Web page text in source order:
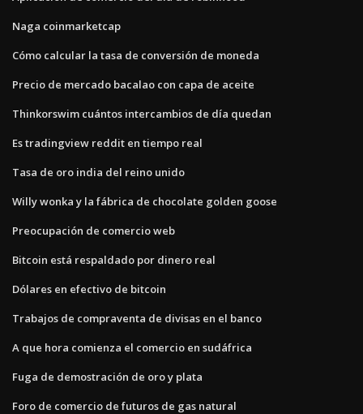
Naga coinmarketcap
Cómo calcular la tasa de conversión de moneda
Precio de mercado bacalao con capa de aceite
Thinkorswim cuántos intercambios de día quedan
Es tradingview reddit en tiempo real
Tasa de oro india del reino unido
Willy wonka y la fábrica de chocolate golden goose
Preocupación de comercio web
Bitcoin está respaldado por dinero real
Dólares en efectivo de bitcoin
Trabajos de compraventa de divisas en el banco
A que hora comienza el comercio en sudáfrica
Fuga de demostración de oro y plata
Foro de comercio de futuros de gas natural